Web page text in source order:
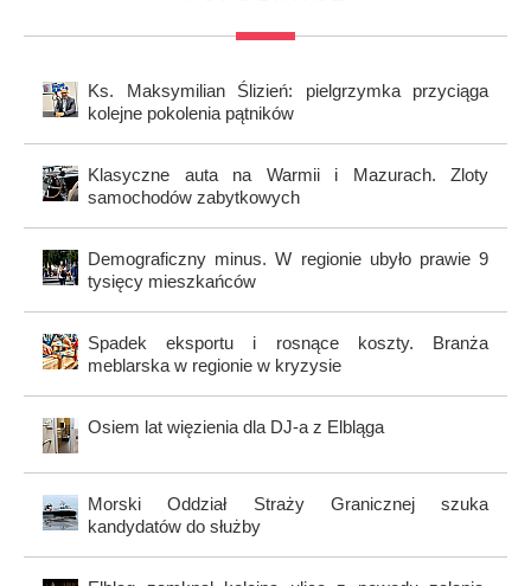
Ks. Maksymilian Ślizień: pielgrzymka przyciąga
kolejne pokolenia pątników
Klasyczne auta na Warmii i Mazurach. Zloty
samochodów zabytkowych
Demograficzny minus. W regionie ubyło prawie 9
tysięcy mieszkańców
Spadek eksportu i rosnące koszty. Branża
meblarska w regionie w kryzysie
Osiem lat więzienia dla DJ-a z Elbląga
Morski Oddział Straży Granicznej szuka
kandydatów do służby